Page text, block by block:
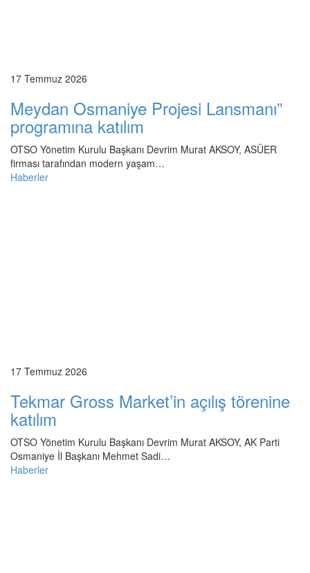
17 Temmuz 2026
Meydan Osmaniye Projesi Lansmanı”
programına katılım
OTSO Yönetim Kurulu Başkanı Devrim Murat AKSOY, ASÜER
firması tarafından modern yaşam…
Haberler
17 Temmuz 2026
Tekmar Gross Market’in açılış törenine
katılım
OTSO Yönetim Kurulu Başkanı Devrim Murat AKSOY, AK Parti
Osmaniye İl Başkanı Mehmet Sadi…
Haberler